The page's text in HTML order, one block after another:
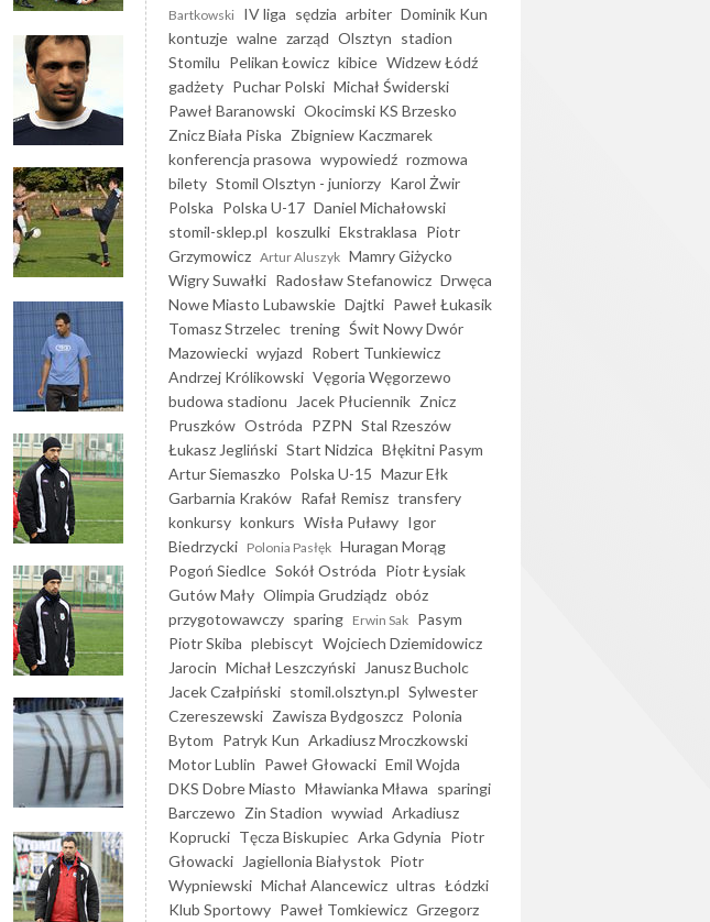
Bartkowski IV liga sędzia arbiter Dominik Kun
kontuzje walne zarząd Olsztyn stadion
Stomilu Pelikan Łowicz kibice Widzew Łódź
gadżety Puchar Polski Michał Świderski
Paweł Baranowski Okocimski KS Brzesko
Znicz Biała Piska Zbigniew Kaczmarek
konferencja prasowa wypowiedź rozmowa
bilety Stomil Olsztyn - juniorzy Karol Żwir
Polska Polska U-17 Daniel Michałowski
stomil-sklep.pl koszulki Ekstraklasa Piotr
Grzymowicz Artur Aluszyk Mamry Giżycko
Wigry Suwałki Radosław Stefanowicz Drwęca
Nowe Miasto Lubawskie Dajtki Paweł Łukasik
Tomasz Strzelec trening Świt Nowy Dwór
Mazowiecki wyjazd Robert Tunkiewicz
Andrzej Królikowski Vęgoria Węgorzewo
budowa stadionu
Jacek Płuciennik Znicz
Pruszków Ostróda PZPN Stal Rzeszów
Łukasz Jegliński Start Nidzica Błękitni Pasym
Artur Siemaszko Polska U-15 Mazur Ełk
Garbarnia Kraków Rafał Remisz transfery
konkursy konkurs Wisła Puławy Igor
Biedrzycki Polonia Pasłęk Huragan Morąg
Pogoń Siedlce Sokół Ostróda Piotr Łysiak
Gutów Mały Olimpia Grudziądz obóz
przygotowawczy sparing Erwin Sak Pasym
Piotr Skiba plebiscyt Wojciech Dziemidowicz
Jarocin Michał Leszczyński
Janusz Bucholc
Jacek Czałpiński stomil.olsztyn.pl Sylwester
Czereszewski Zawisza Bydgoszcz Polonia
Bytom Patryk Kun Arkadiusz Mroczkowski
Motor Lublin Paweł Głowacki Emil Wojda
DKS Dobre Miasto Mławianka Mława sparingi
Barczewo Zin Stadion wywiad Arkadiusz
Koprucki Tęcza Biskupiec Arka Gdynia Piotr
Głowacki
Jagiellonia Białystok Piotr
Wypniewski Michał Alancewicz ultras Łódzki
Klub Sportowy Paweł Tomkiewicz Grzegorz